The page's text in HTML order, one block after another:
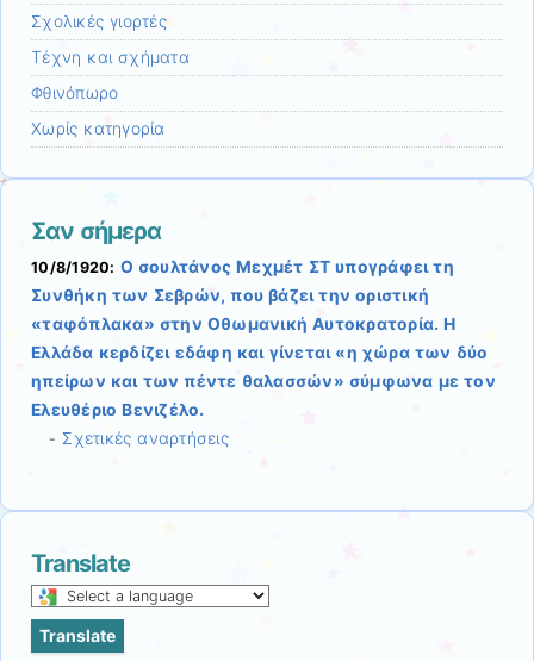
Σχολικές γιορτές
Τέχνη και σχήματα
Φθινόπωρο
Χωρίς κατηγορία
Σαν σήμερα
10/8/1920: Ο σουλτάνος Μεχμέτ ΣΤ υπογράφει τη
Συνθήκη των Σεβρών, που βάζει την οριστική
«ταφόπλακα» στην Οθωμανική Αυτοκρατορία. Η
Ελλάδα κερδίζει εδάφη και γίνεται «η χώρα των δύο
ηπείρων και των πέντε θαλασσών» σύμφωνα με τον
Ελευθέριο Βενιζέλο.
-Σχετικές αναρτήσεις
Translate
Select
a
Translate